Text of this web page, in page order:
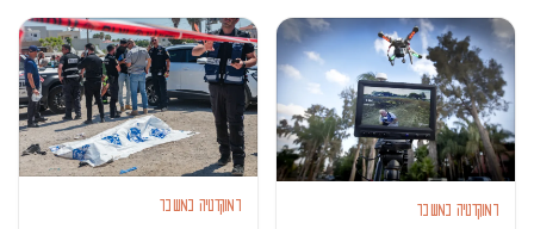
דמוקרטיה במשבר דמוקרטיה במשבר